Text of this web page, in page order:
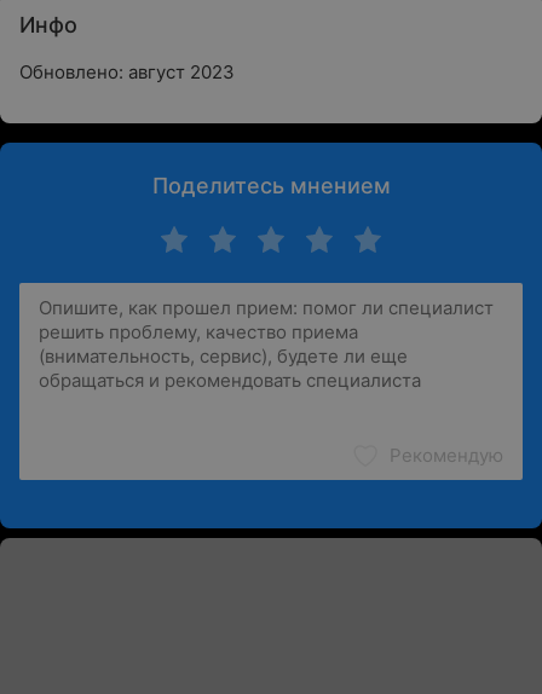
Инфо
Обновлено: август 2023
Поделитесь мнением
Рекомендую